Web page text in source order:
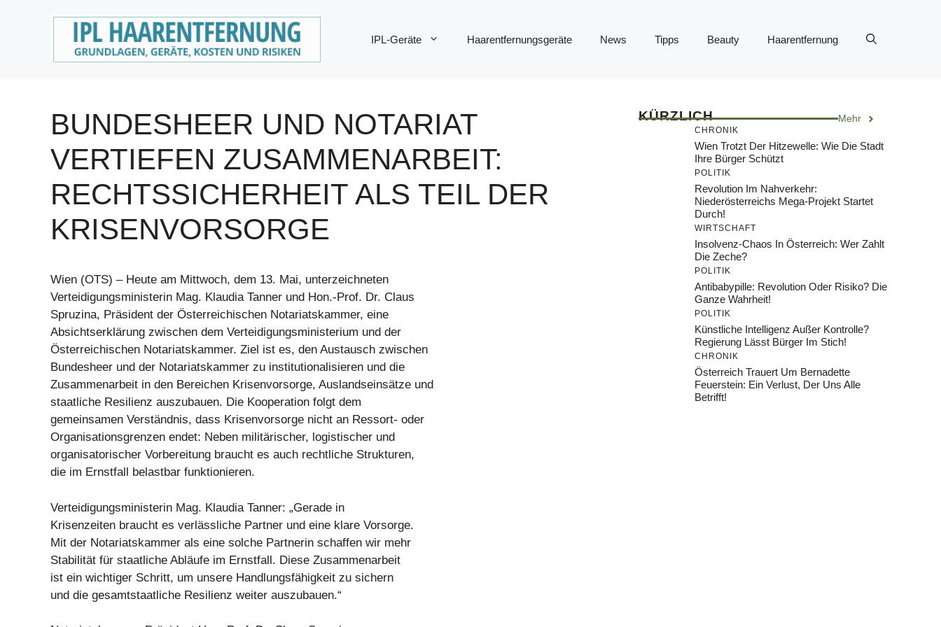
IPL-Geräte Haarentfernungsgeräte News Tipps Beauty Haarentfernung
BUNDESHEER UND NOTARIAT
VERTIEFEN ZUSAMMENARBEIT:
RECHTSSICHERHEIT ALS TEIL DER
KRISENVORSORGE
Wien (OTS) – Heute am Mittwoch, dem 13. Mai, unterzeichneten
Verteidigungsministerin Mag. Klaudia Tanner und Hon.-Prof. Dr. Claus
Spruzina, Präsident der Österreichischen Notariatskammer, eine
Absichtserklärung zwischen dem Verteidigungsministerium und der
Österreichischen Notariatskammer. Ziel ist es, den Austausch zwischen
Bundesheer und der Notariatskammer zu institutionalisieren und die
Zusammenarbeit in den Bereichen Krisenvorsorge, Auslandseinsätze und
staatliche Resilienz auszubauen. Die Kooperation folgt dem
gemeinsamen Verständnis, dass Krisenvorsorge nicht an Ressort- oder
Organisationsgrenzen endet: Neben militärischer, logistischer und
organisatorischer Vorbereitung braucht es auch rechtliche Strukturen,
die im Ernstfall belastbar funktionieren.
Verteidigungsministerin Mag. Klaudia Tanner: „Gerade in
Krisenzeiten braucht es verlässliche Partner und eine klare Vorsorge.
Mit der Notariatskammer als eine solche Partnerin schaffen wir mehr
Stabilität für staatliche Abläufe im Ernstfall. Diese Zusammenarbeit
ist ein wichtiger Schritt, um unsere Handlungsfähigkeit zu sichern
und die gesamtstaatliche Resilienz weiter auszubauen.“
KÜRZLICH Mehr
CHRONIK
Wien Trotzt Der Hitzewelle: Wie Die Stadt
Ihre Bürger Schützt
POLITIK
Revolution Im Nahverkehr:
Niederösterreichs Mega-Projekt Startet
Durch!
WIRTSCHAFT
Insolvenz-Chaos In Österreich: Wer Zahlt
Die Zeche?
POLITIK
Antibabypille: Revolution Oder Risiko? Die
Ganze Wahrheit!
POLITIK
Künstliche Intelligenz Außer Kontrolle?
Regierung Lässt Bürger Im Stich!
CHRONIK
Österreich Trauert Um Bernadette
Feuerstein: Ein Verlust, Der Uns Alle
Betrifft!